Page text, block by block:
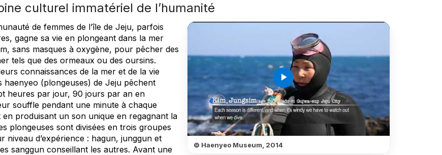
culturel immatériel de l’humanité
play_arrow
© Haenyeo Museum, 2014
de femmes de l’île de Jeju, parfois
gagne sa vie en plongeant dans la mer
m, sans masques à oxygène, pour pêcher des
tels que des ormeaux ou des oursins.
connaissances de la mer et de la vie
haenyeo (plongeuses) de Jeju pêchent
heures par jour, 90 jours par an en
souffle pendant une minute à chaque
en produisant un son unique en regagnant la
plongeuses sont divisées en trois groupes
niveau d’expérience : hagun, junggun et
sanggun conseillant les autres. Avant une